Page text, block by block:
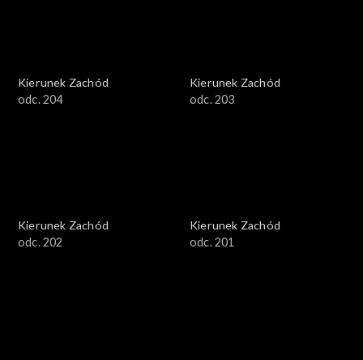
Kierunek Zachód
odc. 204
Kierunek Zachód
odc. 203
Kierunek Zachód
odc. 202
Kierunek Zachód
odc. 201